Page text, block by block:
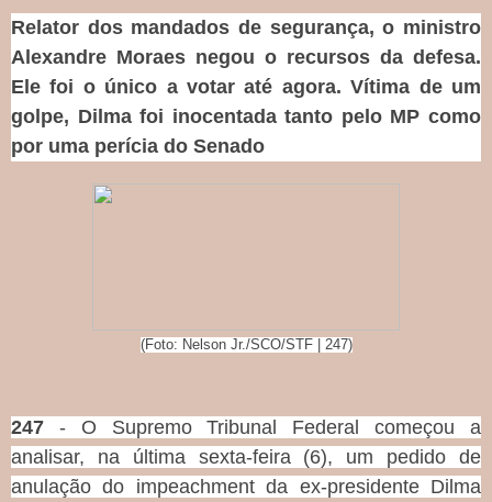
Relator dos mandados de segurança, o ministro
Alexandre Moraes negou o recursos da defesa.
Ele foi o único a votar até agora. Vítima de um
golpe, Dilma foi inocentada tanto pelo MP como
por uma perícia do Senado
(Foto: Nelson Jr./SCO/STF | 247)
247 - O Supremo Tribunal Federal começou a
analisar, na última sexta-feira (6), um pedido de
anulação do impeachment da ex-presidente Dilma